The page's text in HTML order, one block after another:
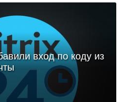
вход по коду из